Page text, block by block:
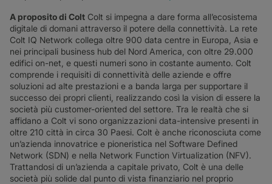
A proposito di Colt Colt si impegna a dare forma all’ecosistema
digitale di domani attraverso il potere della connettività. La rete
Colt IQ Network collega oltre 900 data centre in Europa, Asia e
nei principali business hub del Nord America, con oltre 29.000
edifici on-net, e questi numeri sono in costante aumento. Colt
comprende i requisiti di connettività delle aziende e offre
soluzioni ad alte prestazioni e a banda larga per supportare il
successo dei propri clienti, realizzando così la vision di essere la
società più customer-oriented del settore. Tra le realtà che si
affidano a Colt vi sono organizzazioni data-intensive presenti in
oltre 210 città in circa 30 Paesi. Colt è anche riconosciuta come
un’azienda innovatrice e pioneristica nel Software Defined
Network (SDN) e nella Network Function Virtualization (NFV).
Trattandosi di un’azienda a capitale privato, Colt è una delle
società più solide dal punto di vista finanziario nel proprio